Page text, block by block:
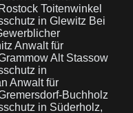
Toitenwinkel
in Glewitz Bei
Anwalt für
Alt Stassow
in
Anwalt für
Buchholz
in Süderholz,